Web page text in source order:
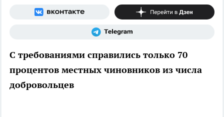
С требованиями справились только 70
процентов местных чиновников из числа
добровольцев